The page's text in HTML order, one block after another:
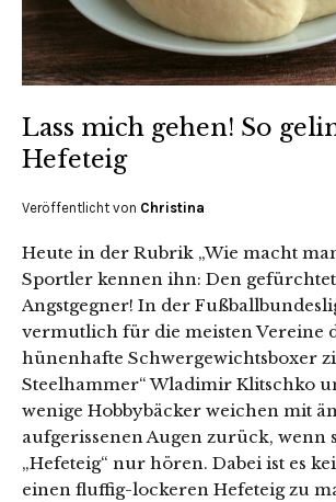
Lass mich gehen! So
Hefeteig
Veröffentlicht von Christina
Heute in der Rubrik „Wie macht
Sportler kennen ihn: Den
Angstgegner! In der
vermutlich für die meisten Vereine
hünenhafte Schwergewichtsboxer
Steelhammer“ Wladimir Klitschko
wenige Hobbybäcker weichen mit
aufgerissenen Augen zurück, wenn
„Hefeteig“ nur hören. Dabei ist es
einen fluffig-lockeren Hefeteig zu